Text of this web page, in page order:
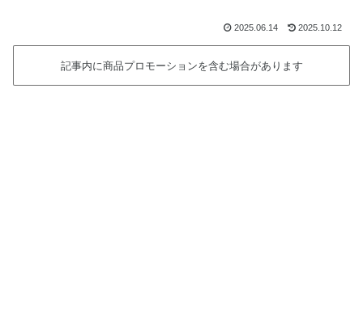
2025.06.14 2025.10.12
記事内に商品プロモーションを含む場合があります